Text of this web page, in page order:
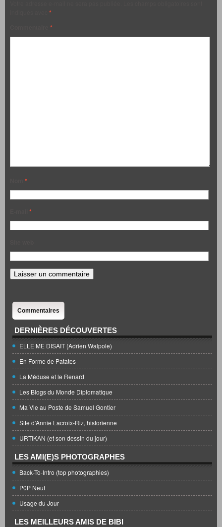
*
*
*
*
Commentaires
DERNIÈRES DÉCOUVERTES
ELLE ME DISAIT (Adrien Walpole)
En Forme de Patates
La Méduse et le Renard
Les Blogs du Monde Diplomatique
Ma Vie au Poste de Samuel Gontier
Site d'Annie Lacroix-Riz, historienne
URTIKAN (et son dessin du jour)
LES AMI(E)S PHOTOGRAPHES
Back-To-Intro (top photographies)
P0P Neuf
Usage du Jour
LES MEILLEURS AMIS DE BIBI